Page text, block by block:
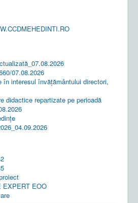
07.08.2026
în interesul învățământului directori,
didactice repartizate pe perioadă
EXPERT EOO